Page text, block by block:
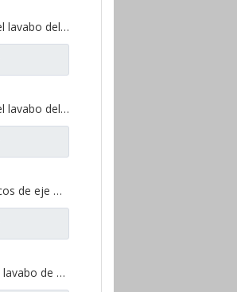
Engranaje del ángulo del lavabo del puente medio para los recambios 81.35199.6535 de Shamcan DelongTruck
Engranaje del ángulo del lavabo del puente trasero para los repuestos 81.35199.6554 de Shamcan DelongTruck
Par de engranajes cónicos de eje medio 28/21 para piezas de repuesto de camión A0E Axle FAW Jiefang 2502036/037-A0E
Engranaje de ángulo de lavabo de puente medio para Shamcan DelongTruck repuestos 81.35199.6587